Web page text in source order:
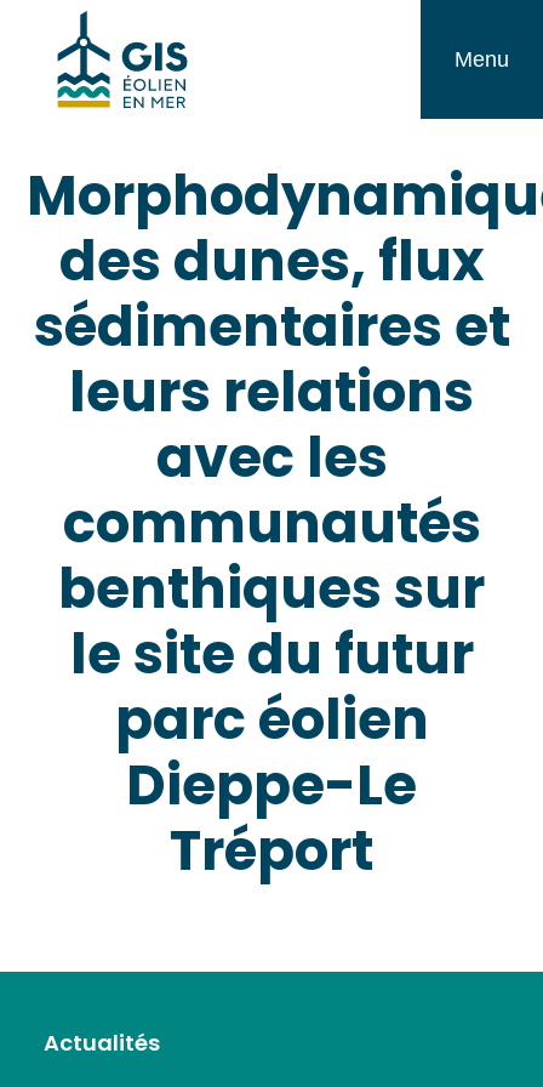
contenu
Mer
Menu
des dunes, flux
sédimentaires et
leurs relations
avec les
communautés
benthiques sur
le site du futur
parc éolien
Dieppe-Le
Tréport
Actualités